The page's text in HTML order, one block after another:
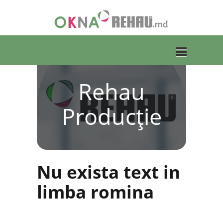
Rehau
Producție
Nu exista text in
limba romina